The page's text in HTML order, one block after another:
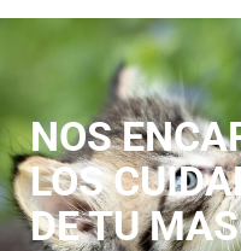
NOS
LOS
DE TU